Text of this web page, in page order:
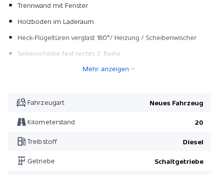
Trennwand mit Fenster
Holzboden im Laderaum
Heck-Flügeltüren verglast 180°/ Heizung / Scheibenwischer
Seitenscheibe fest rechts 2. Reihe
Mehr anzeigen
Fahrzeugart Neues Fahrzeug
Kilometerstand 20
Treibstoff Diesel
Getriebe Schaltgetriebe